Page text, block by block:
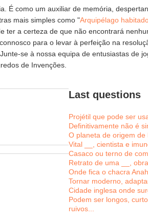
É como um auxiliar de memória,
mais simples como "Arquipélago
ter a certeza de que não encontrará
para o levar à perfeição na
se à nossa equipa de entusiastas de
de Invenções.
Last questions
Projétil que pode ser
Definitivamente não é
O planeta de origem de
Vital __, cientista e
Casaco ou terno de
Retrato de uma __,
Onde fica o chacra
Tornar moderno,
Cidade inglesa onde
Podem ser longos,
ruivos...